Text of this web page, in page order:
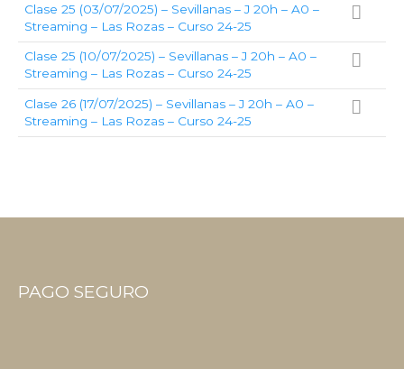
Clase 25 (03/07/2025) – Sevillanas – J 20h – A0 –
Streaming – Las Rozas – Curso 24-25
Clase 25 (10/07/2025) – Sevillanas – J 20h – A0 –
Streaming – Las Rozas – Curso 24-25
Clase 26 (17/07/2025) – Sevillanas – J 20h – A0 –
Streaming – Las Rozas – Curso 24-25
PAGO SEGURO